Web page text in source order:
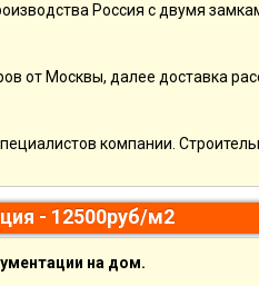
Россия с двумя
от Москвы, далее доставка
компании.
- 12500руб/м2
на дом.